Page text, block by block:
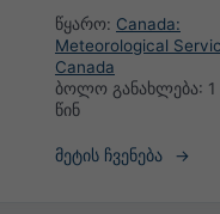
წყარო: Canada:
Meteorological
Canada
ბოლო განახლება:
წინ
მეტის ჩვენება